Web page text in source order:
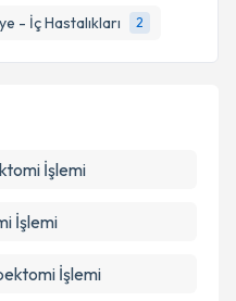
- İç Hastalıkları 2
verilerimin belirtilen
İşlemi
İşlemi
İşlemi